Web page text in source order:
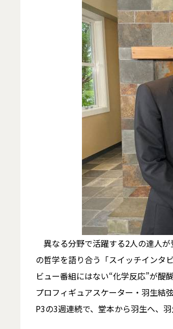
異なる分野で活躍する2人の達人
の哲学を語り合う「スイッチインタ
ビュー番組にはない“化学反応”が
プロフィギュアスケーター・羽生結
P3の3週連続で、堂本から羽生へ、